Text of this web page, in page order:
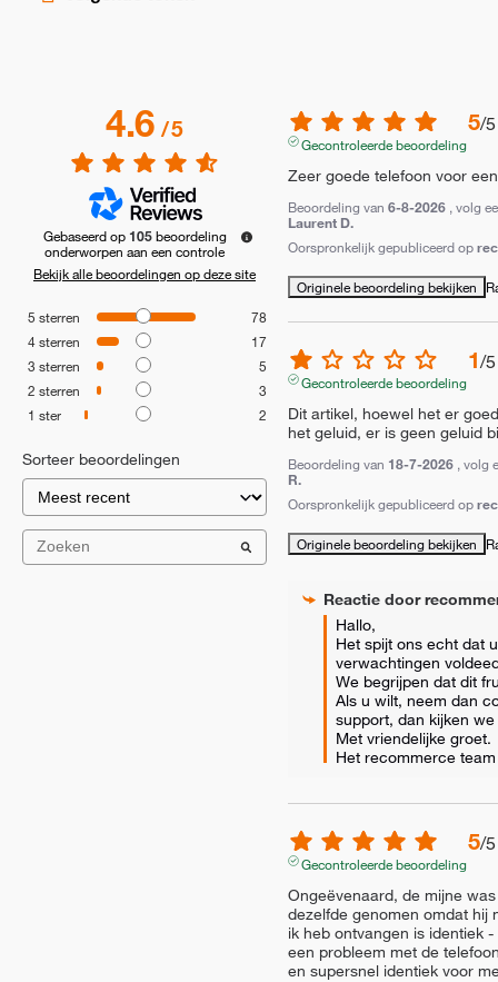
4.6/5
Gebaseerd op 105 beoordeling
onderworpen aan een controle
Bekijk alle beoordelingen op deze site
5 sterren
78
4sterren
17
3 sterren
5
2 sterren
3
1 ster 2
Sorteer beoordelingen
5/5
Gecontroleerde beoordeling
Zeer goede telefoon voor
Beoordeling van 6-8-2026 , volg
Laurent D.
Oorspronkelijk gepubliceerd op
Originele beoordeling bekijken
1/5
Gecontroleerde beoordeling
Dit artikel, hoewel het er
het geluid, er is geen geluid
Beoordeling van 18-7-2026 , volg
R.
Oorspronkelijk gepubliceerd op
Originele beoordeling bekijken
Reactie door
Hallo,
Het spijt ons echt dat
verwachtingen
We begrijpen dat dit
Als u wilt, neem dan
support, dan kijken
Met vriendelijke groet.
Het recommerce team
5/5
Gecontroleerde beoordeling
Ongeëvenaard, de mijne
dezelfde genomen omdat hij
ik heb ontvangen is identiek
een probleem met de
en supersnel identiek voor